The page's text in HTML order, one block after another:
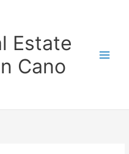
Estate
Cano